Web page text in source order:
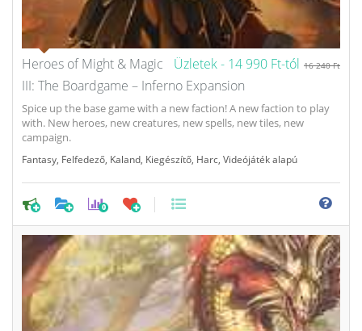
Üzletek - 14 990 Ft-tól 16 240 Ft
Heroes of Might & Magic
III: The Boardgame – Inferno Expansion
Spice up the base game with a new faction! A new faction to play
with. New heroes, new creatures, new spells, new tiles, new
campaign.
Fantasy, Felfedező, Kaland, Kiegészítő, Harc, Videójáték alapú
0